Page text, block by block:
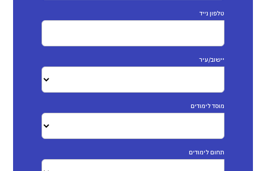
טלפון נייד
יישוב/עיר
מוסד לימודים
תחום לימודים